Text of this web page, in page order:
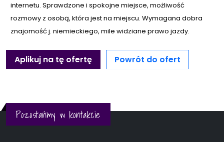
internetu. Sprawdzone i spokojne miejsce, możliwość
rozmowy z osobą, która jest na miejscu. Wymagana dobra
znajomość j. niemieckiego, mile widziane prawo jazdy.
Aplikuj na tę ofertę Powrót do ofert
Pozostańmy w kontakcie